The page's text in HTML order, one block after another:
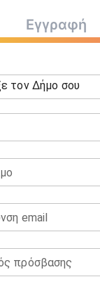
Εγγραφή
τον Δήμο σου
email
πρόσβασης